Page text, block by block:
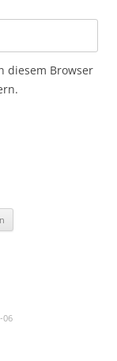
diesem Browser
06